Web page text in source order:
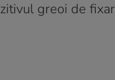
greoi de